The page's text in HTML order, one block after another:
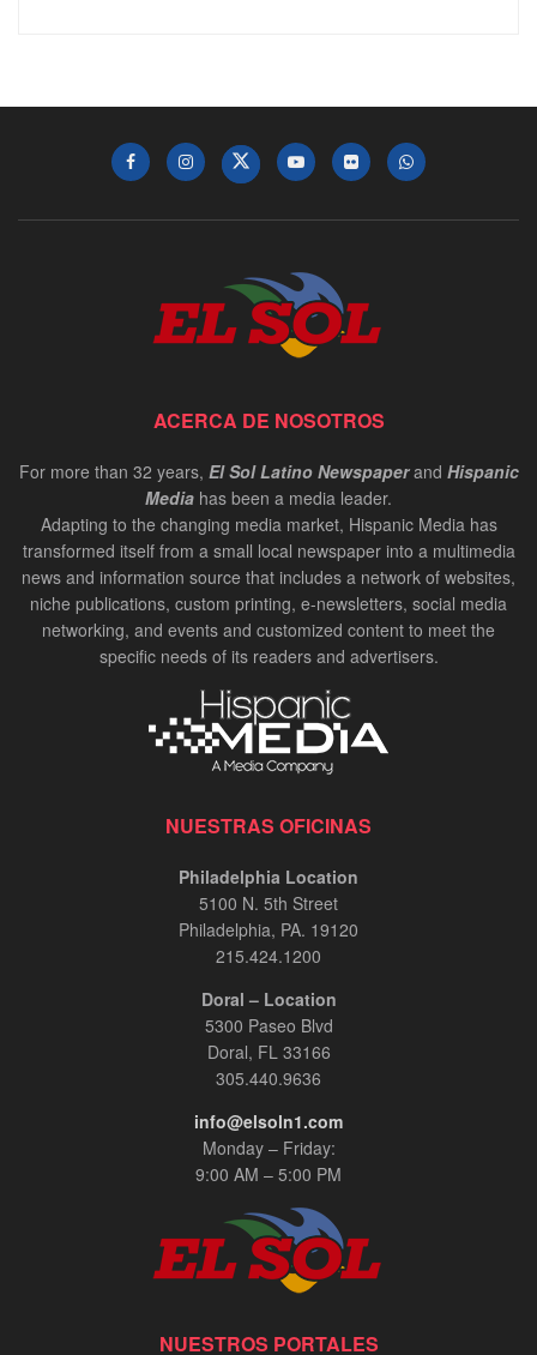
ACERCA DE NOSOTROS
For more than 32 years, El Sol Latino Newspaperand Hispanic
Media has been a media leader.
Adapting to the changing media market, Hispanic Media has
transformed itself from a small local newspaper into a multimedia
news and information source that includes a network of websites,
niche publications, custom printing, e-newsletters, social media
networking, and events and customized content to meet the
specific needs of its readers and advertisers.
NUESTRAS OFICINAS
Philadelphia Location
5100 N. 5th Street
Philadelphia, PA. 19120
215.424.1200
Doral – Location
5300 Paseo Blvd
Doral, FL 33166
305.440.9636
info@elsoln1.com
Monday – Friday:
9:00 AM – 5:00 PM
NUESTROS PORTALES